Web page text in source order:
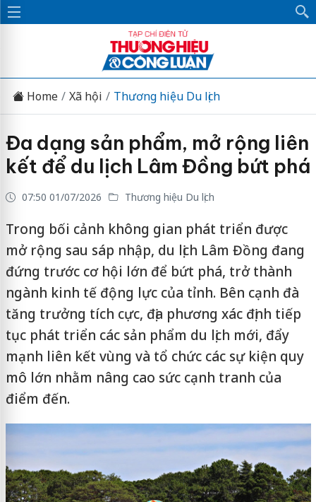
Home Xã hội Thương hiệu Du lịch
Đa dạng sản phẩm, mở rộng liên
kết để du lịch Lâm Đồng bứt phá
07:50 01/07/2026 Thương hiệu Du lịch
Trong bối cảnh không gian phát triển được
mở rộng sau sáp nhập, du lịch Lâm Đồng đang
đứng trước cơ hội lớn để bứt phá, trở thành
ngành kinh tế động lực của tỉnh. Bên cạnh đà
tăng trưởng tích cực, địa phương xác định tiếp
tục phát triển các sản phẩm du lịch mới, đẩy
mạnh liên kết vùng và tổ chức các sự kiện quy
mô lớn nhằm nâng cao sức cạnh tranh của
điểm đến.